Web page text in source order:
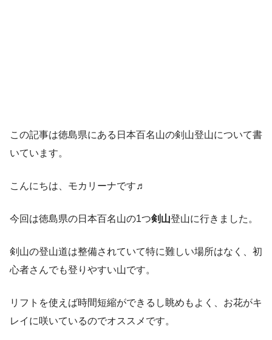
この記事は徳島県にある日本百名山の剣山登山について書
いています。
こんにちは、モカリーナです♬
今回は徳島県の日本百名山の1つ剣山登山に行きました。
剣山の登山道は整備されていて特に難しい場所はなく、初
心者さんでも登りやすい山です。
リフトを使えば時間短縮ができるし眺めもよく、お花がキ
レイに咲いているのでオススメです。